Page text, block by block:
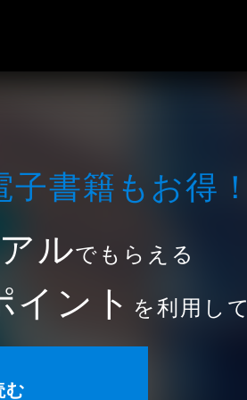
⼦書籍もお得！
ルでもらえる
イント を利用して
む